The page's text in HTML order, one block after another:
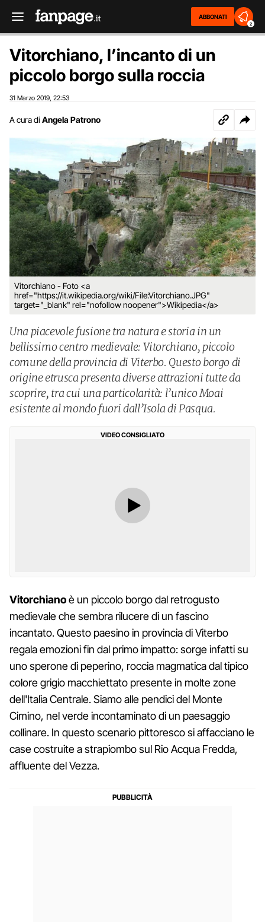
ABBONATI
2
Vitorchiano, l’incanto di un
piccolo borgo sulla roccia
31 Marzo 2019 22:53
A cura di Angela Patrono
Vitorchiano - Foto <a
href="https://it.wikipedia.org/wiki/File:Vitorchiano.JPG"
target="_blank" rel="nofollow noopener">Wikipedia</a>
Una piacevole fusione tra natura e storia in un
bellissimo centro medievale: Vitorchiano, piccolo
comune della provincia di Viterbo. Questo borgo di
origine etrusca presenta diverse attrazioni tutte da
scoprire, tra cui una particolarità: l’unico Moai
esistente al mondo fuori dall’Isola di Pasqua.
VIDEO CONSIGLIATO
Vitorchianoè un piccolo borgo dal retrogusto
medievale che sembra rilucere di un fascino
incantato. Questo paesino in provincia di Viterbo
regala emozioni fin dal primo impatto: sorge infatti su
uno sperone di peperino, roccia magmatica dal tipico
colore grigio macchiettato presente in molte zone
dell'Italia Centrale. Siamo alle pendici del Monte
Cimino, nel verde incontaminato di un paesaggio
collinare. In questo scenario pittoresco si affacciano le
case costruite a strapiombo sul Rio Acqua Fredda,
affluente del Vezza.